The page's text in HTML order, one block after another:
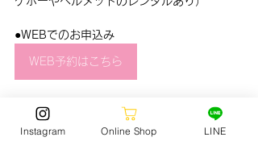
●WEBでのお申込み
WEB予約はこちら
●お電話でのお申し込み：0548-22-1563
Instagram Online Shop LINE